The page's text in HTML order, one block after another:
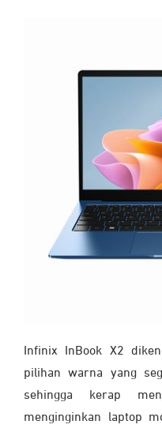
Infinix InBook X2
pilihan warna yang
sehingga kerap
menginginkan laptop